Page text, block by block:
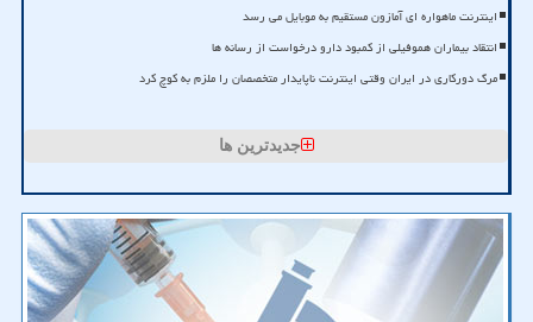
اینترنت ماهواره ای آمازون مستقیم به موبایل می رسد
انتقاد بیماران هموفیلی از کمبود دارو درخواست از رسانه ها
مرگ دورکاری در ایران وقتی اینترنت ناپایدار متخصصان را ملزم به کوچ کرد
جدیدترین ها